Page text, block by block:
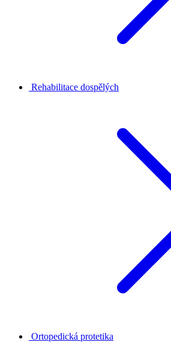
Rehabilitace dospělých
Ortopedická protetika